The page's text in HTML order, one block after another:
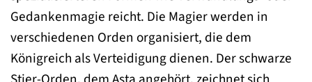
Gedankenmagie reicht. Die Magier werden in
verschiedenen Orden organisiert, die dem
Königreich als Verteidigung dienen. Der schwarze